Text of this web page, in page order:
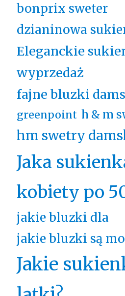
bonprix sweter
dzianinowa
Eleganckie
wyprzedaż
fajne bluzki
greenpoint h & m
hm swetry
Jaka
kobiety po
jakie bluzki dla
jakie bluzki są
Jakie